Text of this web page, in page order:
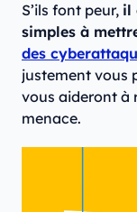
S’ils font peur, il
simples à
des
justement vous
vous aideront à
menace.